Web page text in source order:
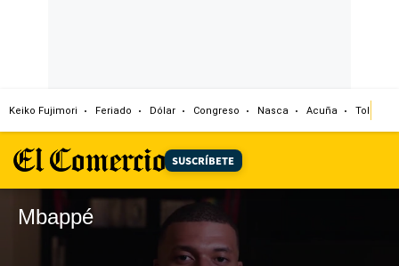
Keiko Fujimori Feriado Dólar Congreso Nasca Acuña Toledo
SUSCRÍBETE
Mbappé